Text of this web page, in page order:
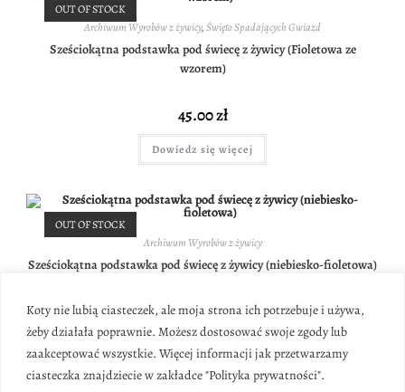
Koty nie lubią ciasteczek, ale moja strona ich potrzebuje i używa,
żeby działała poprawnie. Możesz dostosować swoje zgody lub
zaakceptować wszystkie. Więcej informacji jak przetwarzamy
ciasteczka znajdziecie w zakładce "Polityka prywatności".
OUT OF STOCK
Archiwum Wyrobów z żywicy,Święto Spadających Gwiazd
Sześciokątna podstawka pod świecę z żywicy (Fioletowa ze
wzorem)
45.00zł
Dowiedz się więcej
OUT OF STOCK
Archiwum Wyrobów z żywicy
Sześciokątna podstawka pod świecę z żywicy (niebiesko-fioletowa)
0.00zł
Dowiedz się więcej